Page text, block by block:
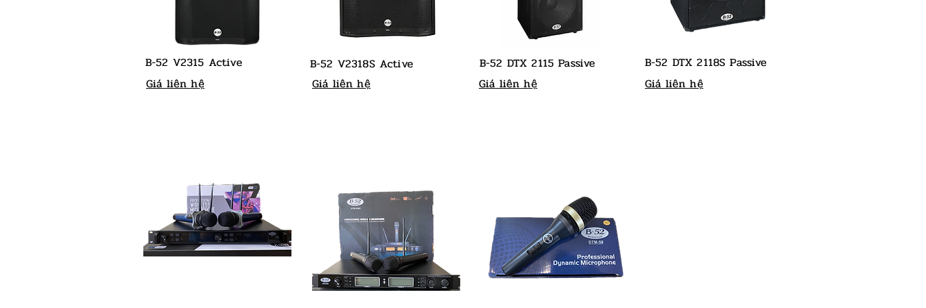
B-52 V2315 Active
Giá liên hệ
B-52 V2318S Active
Giá liên hệ
B-52 DTX 2115 Passive
Giá liên hệ
B-52 DTX 2118S Passive
Giá liên hệ